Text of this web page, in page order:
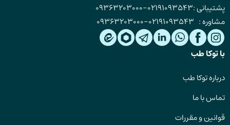
پشتیبانی :02191093543
-
09363203000
مشاوره : 02191093543
-
09363203000
با توکا طب
درباره توکا طب
تماس با ما
قوانین و مقررات